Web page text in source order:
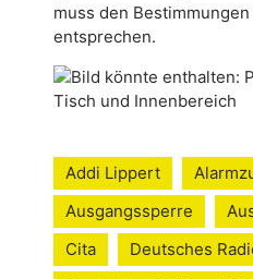
muss den
entsprechen.
Addi Lippert
Ausgangssperre
Cita
Deutsches